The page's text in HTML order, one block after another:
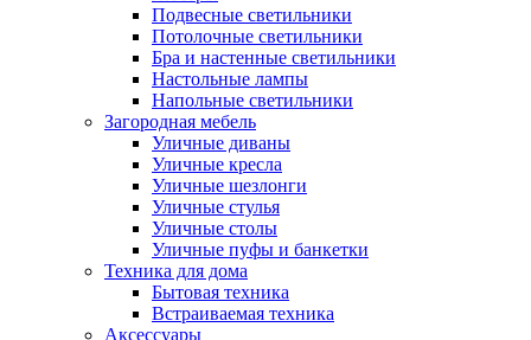
Подвесные светильники
Потолочные светильники
Бра и настенные светильники
Настольные лампы
Напольные светильники
Загородная мебель
Уличные диваны
Уличные кресла
Уличные шезлонги
Уличные стулья
Уличные столы
Уличные пуфы и банкетки
Техника для дома
Бытовая техника
Встраиваемая техника
Аксессуары